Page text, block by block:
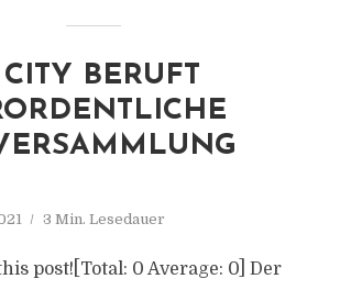
BERUFT
H
E
3 Min. Lesedauer
post![Total: 0 Average: 0] Der